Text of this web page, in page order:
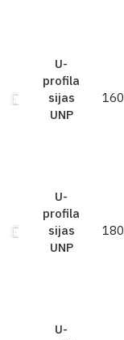
U-
profila
sijas
UNP
160
U-
profila
sijas
UNP
180
U-